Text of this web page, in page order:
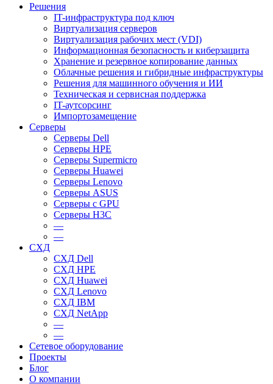
Решения
IT-инфраструктура под ключ
Виртуализация серверов
Виртуализация рабочих мест (VDI)
Информационная безопасность и киберзащита
Хранение и резервное копирование данных
Облачные решения и гибридные инфраструктуры
Решения для машинного обучения и ИИ
Техническая и сервисная поддержка
IT-аутсорсинг
Импортозамещение
Серверы
Серверы Dell
Серверы HPE
Серверы Supermicro
Серверы Huawei
Серверы Lenovo
Серверы ASUS
Серверы c GPU
Серверы H3C
—
—
СХД
СХД Dell
СХД HPE
СХД Huawei
СХД Lenovo
СХД IBM
СХД NetApp
—
—
Сетевое оборудование
Проекты
Блог
О компании